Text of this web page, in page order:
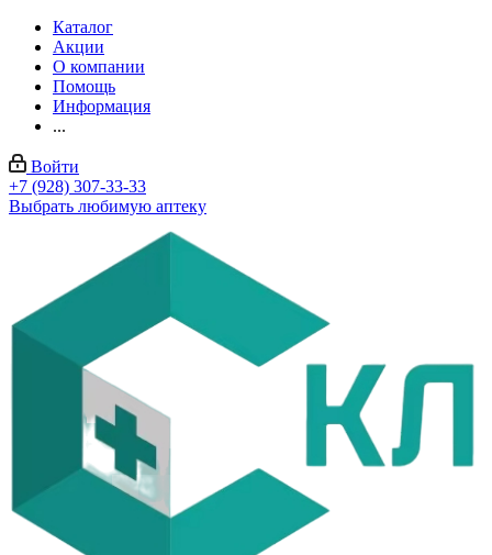
Каталог
Акции
О компании
Помощь
Информация
...
Войти
+7 (928) 307-33-33
Выбрать любимую аптеку